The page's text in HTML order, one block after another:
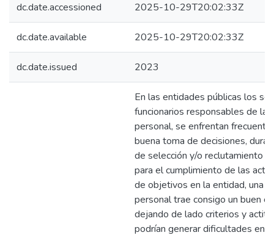
dc.date.accessioned 2025-10-29T20:02:33Z
dc.date.available 2025-10-29T20:02:33Z
dc.date.issued 2023
En las entidades públicas los
funcionarios responsables de la
personal, se enfrentan
buena toma de decisiones,
de selección y/o reclutamiento
para el cumplimiento de las
de objetivos en la entidad, una
personal trae consigo un buen
dejando de lado criterios y
podrían generar dificultades en